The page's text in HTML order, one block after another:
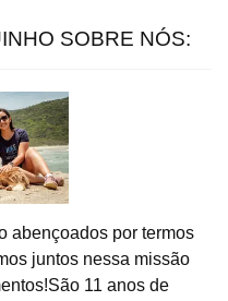
SOBRE NÓS:
abençoados por termos
juntos nessa missão
11 anos de